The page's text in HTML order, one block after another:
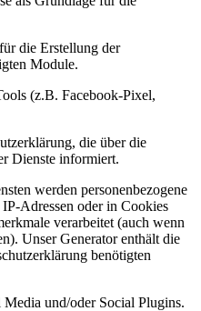
die Erstellung der
Module.
(z.B. Facebook-Pixel,
die über die
Dienste informiert.
werden personenbezogene
Adressen oder in Cookies
verarbeitet (auch wenn
Unser Generator enthält die
benötigten
und/oder Social Plugins.